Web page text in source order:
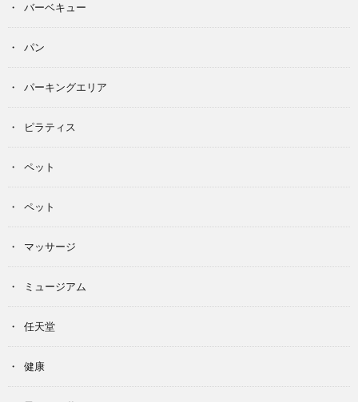
バーベキュー
パン
パーキングエリア
ピラティス
ペット
ペット
マッサージ
ミュージアム
任天堂
健康